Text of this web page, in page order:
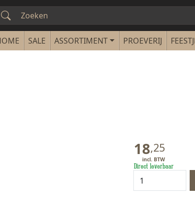
SALE ASSORTIMENT PROEVERIJ
18,25
Direct leverbaar